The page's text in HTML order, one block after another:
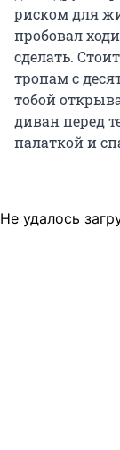
риском для
пробовал
сделать.
тропам с
тобой
диван перед
палаткой и
Не удалось